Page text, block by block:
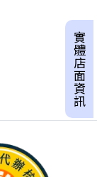
實體店面資訊